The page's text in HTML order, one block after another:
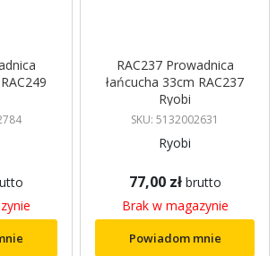
RAC237 Prowadnica
łańcucha 33cm RAC237
Ryobi
SKU: 5132002631
Ryobi
77,00 zł brutto
Brak w magazynie
Powiadom mnie